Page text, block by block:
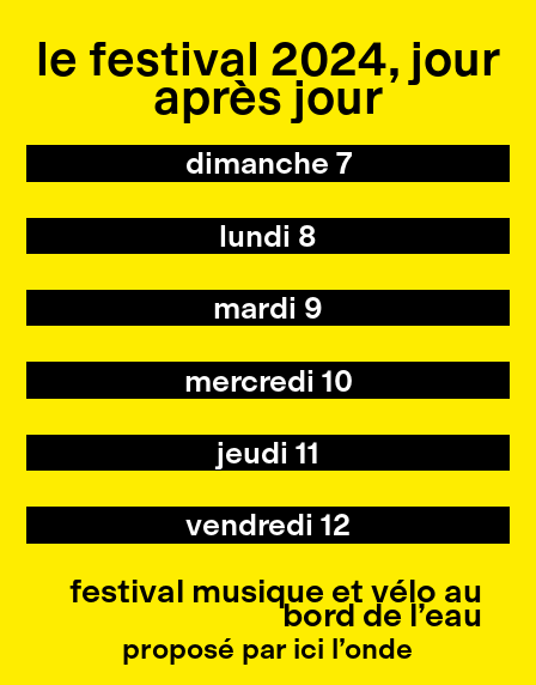
le festival 2024, jour
après jour
dimanche 7
lundi 8
mardi 9
mercredi 10
jeudi 11
vendredi 12
festival musique et vélo au
bord de l’eau
proposé par ici l’onde